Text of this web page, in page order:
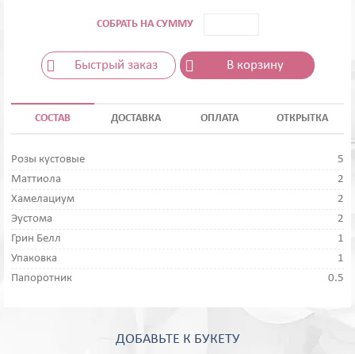
СОБРАТЬ НА СУММУ
Быстрый заказ В корзину
СОСТАВ ДОСТАВКА ОПЛАТА ОТКРЫТКА
Розы кустовые
5
Маттиола
2
Хамелациум
2
Эустома
2
Грин Белл
1
Упаковка
1
Папоротник
0.5
ДОБАВЬТЕ К БУКЕТУ